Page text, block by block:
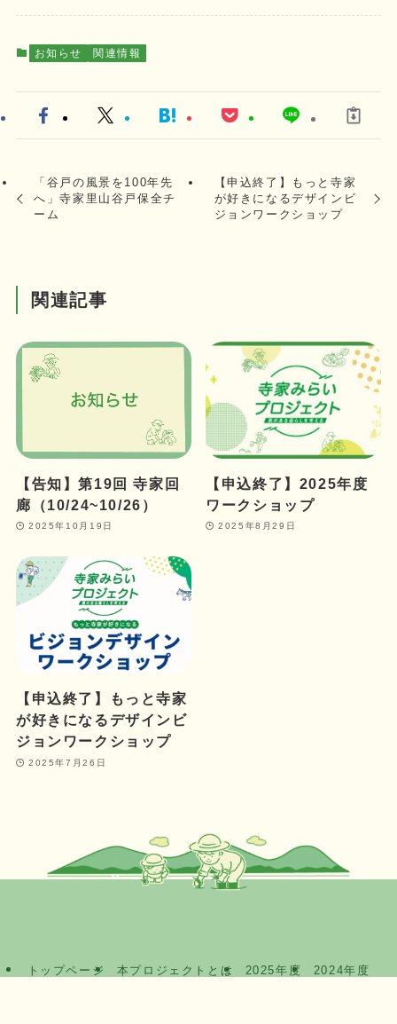
お知らせ 関連情報
「谷戸の風景を100年先
へ」寺家里山谷戸保全チ
ーム
【申込終了】もっと寺家
が好きになるデザインビ
ジョンワークショップ
関連記事
【告知】第19回 寺家回
廊（10/24~10/26）
2025年10月19日
【申込終了】2025年度
ワークショップ
2025年8月29日
【申込終了】もっと寺家
が好きになるデザインビ
ジョンワークショップ
2025年7月26日
トップページ 本プロジェクトとは 2025年度
2024年度